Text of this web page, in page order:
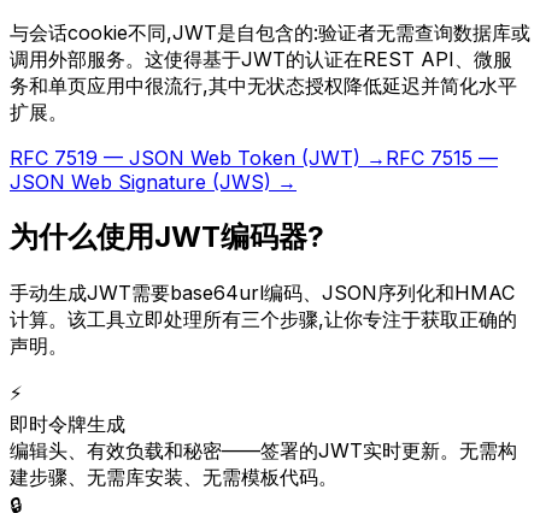
与会话cookie不同,JWT是自包含的:验证者无需查询数据库或
调用外部服务。这使得基于JWT的认证在REST API、微服
务和单页应用中很流行,其中无状态授权降低延迟并简化水平
扩展。
RFC 7519 — JSON Web Token (JWT) → RFC 7515 —
JSON Web Signature (JWS) →
为什么使用JWT编码器?
手动生成JWT需要base64url编码、JSON序列化和HMAC
计算。该工具立即处理所有三个步骤,让你专注于获取正确的
声明。
⚡
即时令牌生成
编辑头、有效负载和秘密——签署的JWT实时更新。无需构
建步骤、无需库安装、无需模板代码。
🔒